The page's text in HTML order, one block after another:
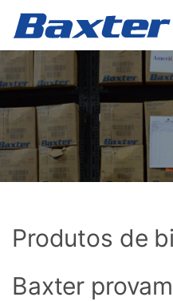
Produtos de
Baxter